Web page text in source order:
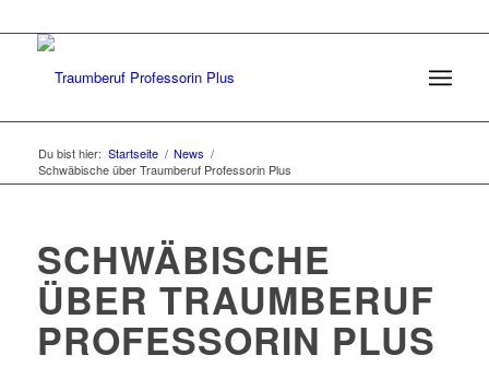
Du bist hier: Startseite / News /
Schwäbische über Traumberuf Professorin Plus
SCHWÄBISCHE
ÜBER TRAUMBERUF
PROFESSORIN PLUS